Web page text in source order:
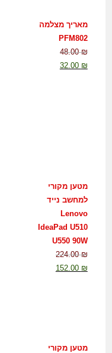
מאריך מצלמה
PFM802
48.00₪
32.00 ₪
מטען מקורי
למחשב נייד
Lenovo
IdeaPad U510
U550 90W
224.00₪
152.00 ₪
מטען מקורי